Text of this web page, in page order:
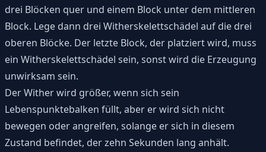
drei Blöcken quer und einem Block unter dem mittleren
Block. Lege dann drei Witherskelettschädel auf die drei
oberen Blöcke. Der letzte Block, der platziert wird, muss
ein Witherskelettschädel sein, sonst wird die Erzeugung
unwirksam sein.
Der Wither wird größer, wenn sich sein
Lebenspunktebalken füllt, aber er wird sich nicht
bewegen oder angreifen, solange er sich in diesem
Zustand befindet, der zehn Sekunden lang anhält.